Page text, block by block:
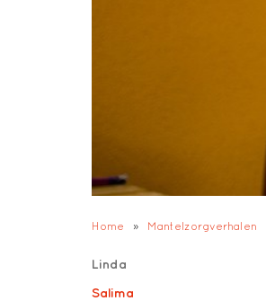
Home » Mantelzorgverhalen
Linda
Salima